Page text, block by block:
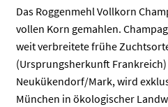
Das Roggenmehl Vollkorn
vollen Korn gemahlen.
weit verbreitete frühe
(Ursprungsherkunft
Neukükendorf/Mark, wird
München in ökologischer